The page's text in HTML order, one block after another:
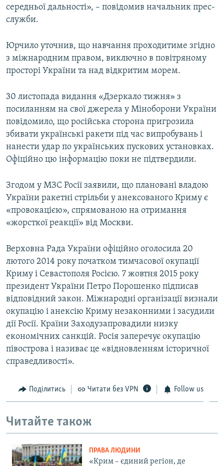
середньої дальності», – повідомив начальник прес-
служби.
Юрчило уточнив, що навчання проходитиме згідно
з міжнародним правом, виключно в повітряному
просторі України та над відкритим морем.
30 листопада видання «Дзеркало тижня» з
посиланням на свої джерела у Міноборони України
повідомило, що російська сторона пригрозила
збивати українські ракети під час випробувань і
нанести удар по українських пускових установках.
Офіційно цю інформацію поки не підтвердили.
Згодом у МЗС Росії заявили, що плановані владою
України ракетні стрільби у анексованого Криму є
«провокацією», спрямованою на отримання
«жорсткої реакції» від Москви.
Верховна Рада України офіційно оголосила 20
лютого 2014 року початком тимчасової окупації
Криму і Севастополя Росією. 7 жовтня 2015 року
президент України Петро Порошенко підписав
відповідний закон. Міжнародні організації визнали
окупацію і анексію Криму незаконними і засудили
дії Росії. Країни Заходузапровадили низку
економічних санкцій. Росія заперечує окупацію
півострова і називає це «відновленням історичної
справедливості».
Поділитись Читати без VPN Follow us
Читайте також
ПРАВА ЛЮДИНИ
«Крим – єдиний регіон, де